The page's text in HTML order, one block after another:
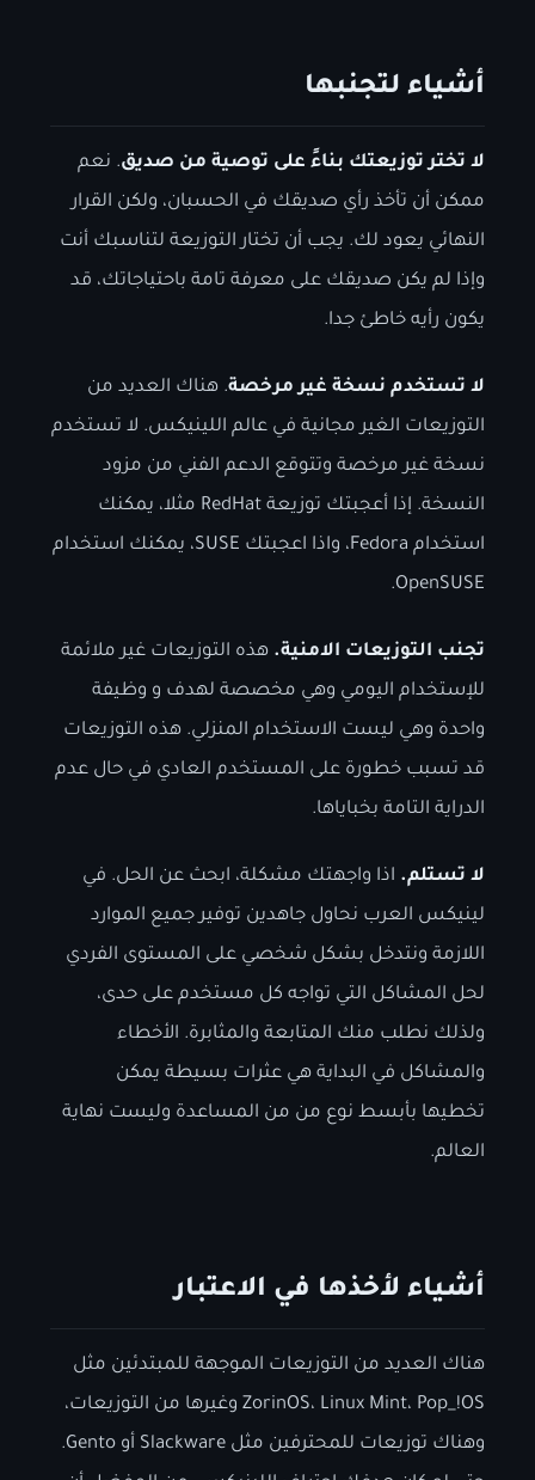
أشياء لتجنبها
لا تختر توزيعتك بناءً على توصية من صديق. نعم
ممكن أن تأخذ رأي صديقك في الحسبان، ولكن القرار
النهائي يعود لك. يجب أن تختار التوزيعة لتناسبك أنت
وإذا لم يكن صديقك على معرفة تامة باحتياجاتك، قد
يكون رأيه خاطئ جدا.
لا تستخدم نسخة غير مرخصة. هناك العديد من
التوزيعات الغير مجانية في عالم اللينيكس. لا تستخدم
نسخة غير مرخصة وتتوقع الدعم الفني من مزود
النسخة. إذا أعجبتك توزيعة RedHat مثلا، يمكنك
استخدام Fedora، واذا اعجبتك SUSE، يمكنك استخدام
OpenSUSE.
تجنب التوزيعات الامنية. هذه التوزيعات غير ملائمة
للإستخدام اليومي وهي مخصصة لهدف و وظيفة
واحدة وهي ليست الاستخدام المنزلي. هذه التوزيعات
قد تسبب خطورة على المستخدم العادي في حال عدم
الدراية التامة بخباياها.
ﻻ تستلم. اذا واجهتك مشكلة، ابحث عن الحل. في
لينيكس العرب نحاول جاهدين توفير جميع الموارد
اللازمة ونتدخل بشكل شخصي على المستوى الفردي
لحل المشاكل التي تواجه كل مستخدم على حدى،
ولذلك نطلب منك المتابعة والمثابرة. الأخطاء
والمشاكل في البداية هي عثرات بسيطة يمكن
تخطيها بأبسط نوع من من المساعدة وليست نهاية
العالم.
أشياء لأخذها في الاعتبار
هناك العديد من التوزيعات الموجهة للمبتدئين مثل
ZorinOS، Linux Mint، Pop_!OS وغيرها من التوزيعات،
وهناك توزيعات للمحترفين مثل Slackware أو Gento.